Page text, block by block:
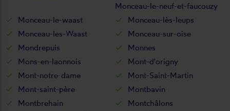
Monceau-le-neuf-et-faucouzy
Monceau-le-waast
Monceau-lès-leups
Monceau-les-Waast
Monceau-sur-oise
Mondrepuis
Monnes
Mons-en-laonnois
Mont-d'origny
Mont-notre-dame
Mont-Saint-Martin
Mont-saint-père
Montbavin
Montbrehain
Montchâlons